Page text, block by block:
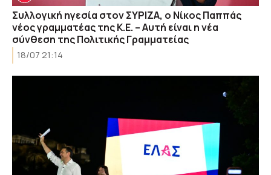
Συλλογική ηγεσία στον ΣΥΡΙΖΑ, ο Νίκος Παππάς
νέος γραμματέας της Κ.Ε. – Αυτή είναι η νέα
σύνθεση της Πολιτικής Γραμματείας
18/07 21:14